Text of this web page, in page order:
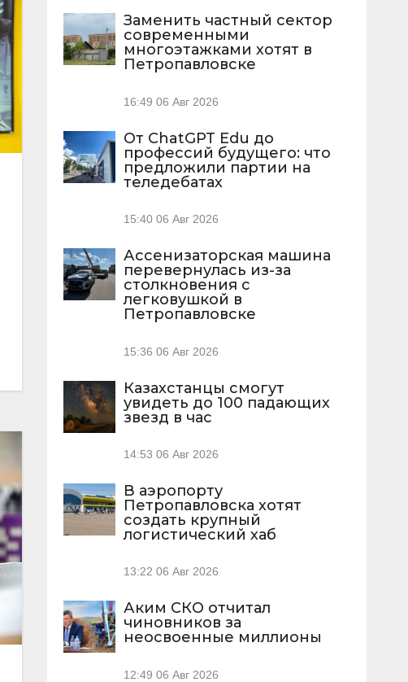
Заменить частный сектор
современными
многоэтажками хотят в
Петропавловске
16:49 06 Авг 2026
От ChatGPT Edu до
профессий будущего: что
предложили партии на
теледебатах
15:40 06 Авг 2026
Ассенизаторская машина
перевернулась из-за
столкновения с
легковушкой в
Петропавловске
15:36 06 Авг 2026
Казахстанцы смогут
увидеть до 100 падающих
звезд в час
14:53 06 Авг 2026
В аэропорту
Петропавловска хотят
создать крупный
логистический хаб
13:22 06 Авг 2026
Аким СКО отчитал
чиновников за
неосвоенные миллионы
12:49 06 Авг 2026